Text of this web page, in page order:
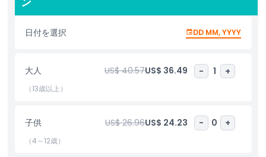
一人旅の方に最適で、イエローボート・ドバイは忘れられない思い
出を約束します。ツアーはドバイ・マリーナから出発し、ドバイ・
マリーナ・モールの横や有名なジップラインの下を航行します。プ
と知識の両方を楽しめ、ドバイの壮観な海岸線の印象が深く残りま
日付を選択 DD MM, YYYY
大人 US$ 40.57US$ 36.49 - 1 +
（13歳以上）
子供 US$ 26.96US$ 24.23 - 0 +
（4～12歳）